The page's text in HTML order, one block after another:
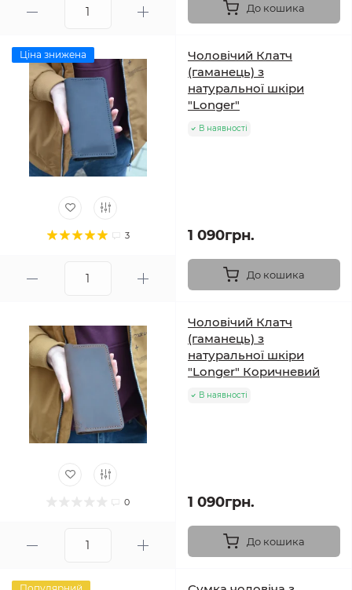
До кошика
Ціна знижена
3
Чоловічий Клатч
(гаманець) з
натуральної шкіри
"Longer"
В наявності
1 090грн.
До кошика
0
Чоловічий Клатч
(гаманець) з
натуральної шкіри
"Longer" Коричневий
В наявності
1 090грн.
До кошика